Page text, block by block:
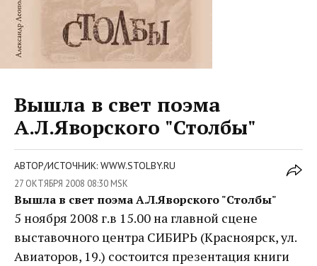
Вышла в свет поэма
А.Л.Яворского "Столбы"
АВТОР/ИСТОЧНИК: WWW.STOLBY.RU
27 ОКТЯБРЯ 2008 08:30 MSK
Вышла в свет поэма А.Л.Яворского "Столбы"
5 ноября 2008 г.в 15.00 на главной сцене
выставочного центра СИБИРЬ (Красноярск, ул.
Авиаторов, 19.) состоится презентация книги